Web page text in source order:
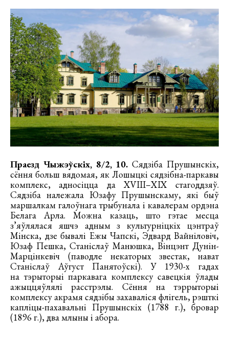
Праезд Чыжэўскіх, 8/2, 10. Сядзіба Прушынскіх,
сёння больш вядомая, як Лошыцкі сядзібна-паркавы
комплекс, адносіцца да XVIII–XIX стагоддзяў.
Сядзіба належала Юзафу Прушынскаму, які быў
маршалкам галоўнага трыбунала і кавалерам ордэна
Белага Арла. Можна казаць, што гэтае месца
з’яўлялася яшчэ адным з культурніцкіх цэнтраў
Мінска, дзе бывалі Ежы Чапскі, Эдвард Вайніловіч,
Юзаф Пешка, Станіслаў Манюшка, Вінцэнт Дунін-
Марцінкевіч (паводле некаторых звестак, нават
Станіслаў Аўгуст Панятоўскі). У 1930-х гадах
на тэрыторыі паркавага комплексу савецкія ўлады
ажыццяўлялі расстрэлы. Сёння на тэррыторыі
комплексу акрамя сядзібы захаваліся флігель, рэшткі
капліцы-пахавальні Прушынскіх (1788 г.), бровар
(1896 г.), два млыны і абора.